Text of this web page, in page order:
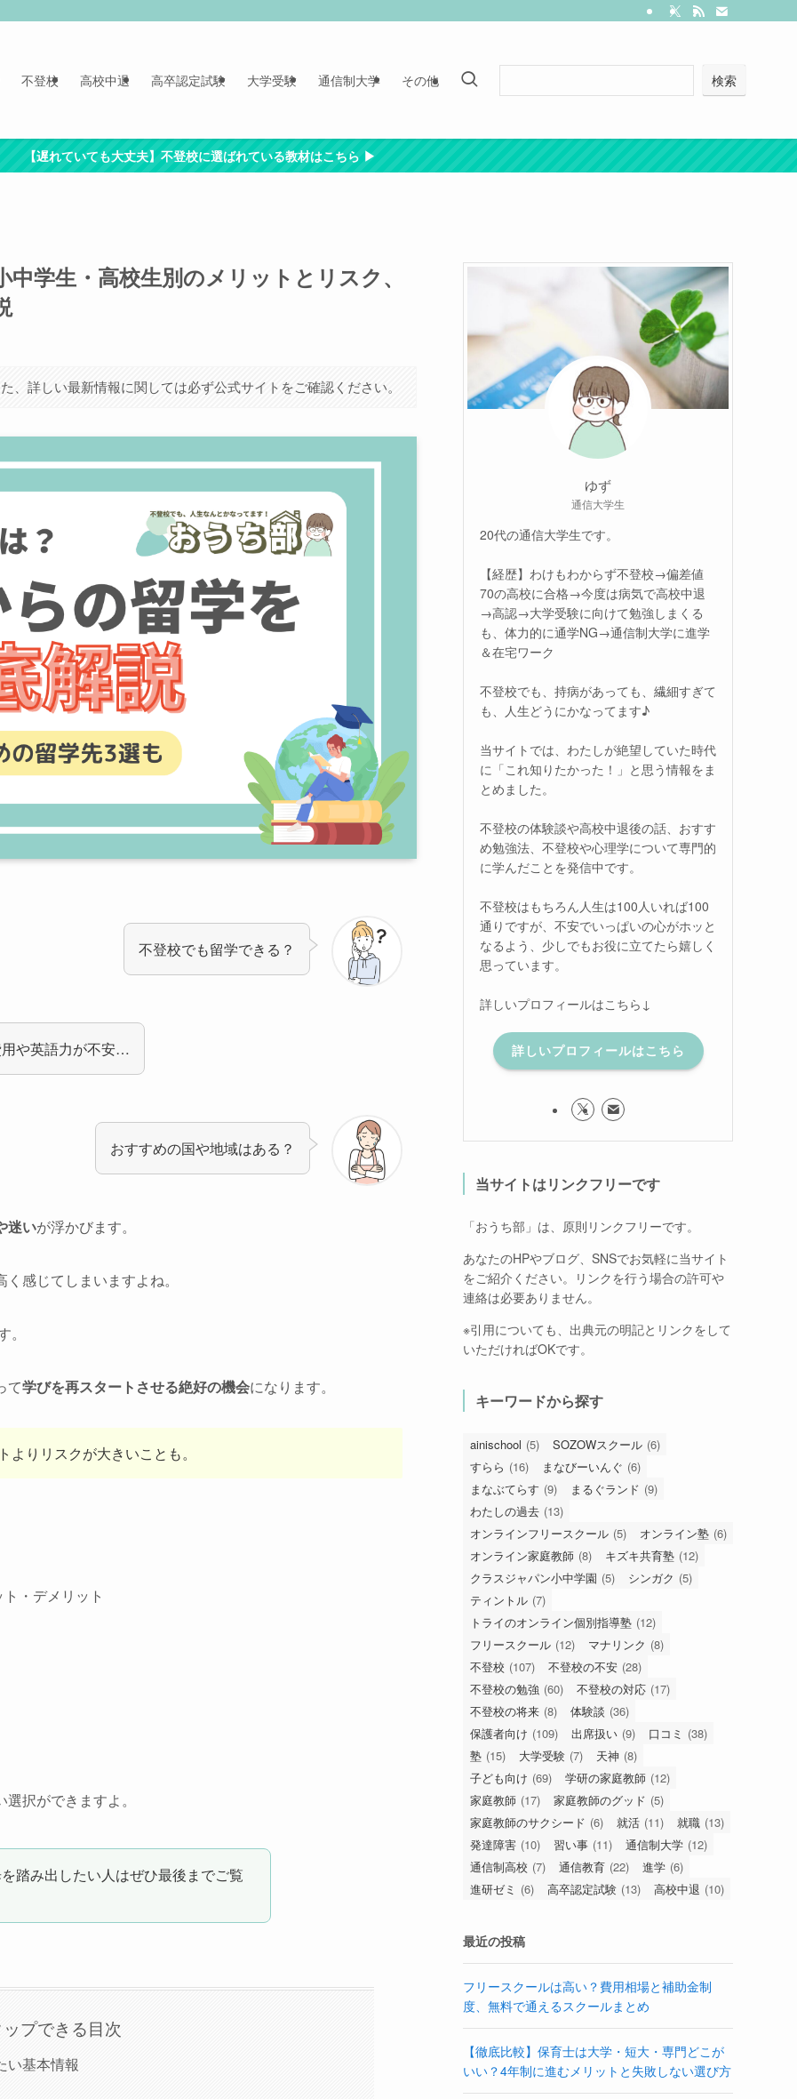
不登校 高校中退 高卒認定試験 大学受験 通信制大学 その他 検索
【遅れていても大丈夫】不登校に選ばれている教材はこちら ▶︎
学生・高校生別のメリットとリスク、
詳しい最新情報に関しては必ず公式サイトをご確認ください。
不登校でも留学できる？
や英語力が不安…
おすすめの国や地域はある？
迷いが浮かびます。
感じてしまいますよね。
。
て学びを再スタートさせる絶好の機会になります。
りリスクが大きいことも。
・デメリット
択ができますよ。
踏み出したい人はぜひ最後までご覧
ップできる目次
い基本情報
ゆず
通信大学生
20代の通信大学生です。
【経歴】わけもわからず不登校→偏差値
70の高校に合格→今度は病気で高校中退
→高認→大学受験に向けて勉強しまくる
も、体力的に通学NG→通信制大学に進学
＆在宅ワーク
不登校でも、持病があっても、繊細すぎて
も、人生どうにかなってます♪
当サイトでは、わたしが絶望していた時代
に「これ知りたかった！」と思う情報をま
とめました。
不登校の体験談や高校中退後の話、おすす
め勉強法、不登校や心理学について専門的
に学んだことを発信中です。
不登校はもちろん人生は100人いれば100
通りですが、不安でいっぱいの心がホッと
なるよう、少しでもお役に立てたら嬉しく
思っています。
詳しいプロフィールはこちら↓
詳しいプロフィールはこちら
当サイトはリンクフリーです
「おうち部」は、原則リンクフリーです。
あなたのHPやブログ、SNSでお気軽に当サイト
をご紹介ください。リンクを行う場合の許可や
連絡は必要ありません。
※引用についても、出典元の明記とリンクをして
いただければOKです。
キーワードから探す
ainischool (5) SOZOWスクール (6)
すらら (16) まなびーいんぐ (6)
まなぶてらす (9) まるぐランド (9)
わたしの過去 (13)
オンラインフリースクール (5) オンライン塾 (6)
オンライン家庭教師 (8) キズキ共育塾 (12)
クラスジャパン小中学園 (5) シンガク (5)
ティントル (7)
トライのオンライン個別指導塾 (12)
フリースクール (12) マナリンク (8)
不登校 (107) 不登校の不安 (28)
不登校の勉強 (60) 不登校の対応 (17)
不登校の将来 (8) 体験談 (36)
保護者向け (109) 出席扱い (9) 口コミ (38)
塾 (15) 大学受験 (7) 天神 (8)
子ども向け (69) 学研の家庭教師 (12)
家庭教師 (17) 家庭教師のグッド (5)
家庭教師のサクシード (6) 就活 (11) 就職 (13)
発達障害 (10) 習い事 (11) 通信制大学 (12)
通信制高校 (7) 通信教育 (22) 進学 (6)
進研ゼミ (6) 高卒認定試験 (13) 高校中退 (10)
最近の投稿
フリースクールは高い？費用相場と補助金制
度、無料で通えるスクールまとめ
【徹底比較】保育士は大学・短大・専門どこが
いい？4年制に進むメリットと失敗しない選び方